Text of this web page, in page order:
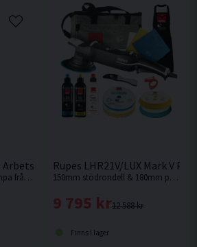
200 lm
Smidig undersökningslampa från Scangrip med glaslins.
Rupes LHR21V/LUX Mark V
150mm stödrondell & 180mm polerrondell. Senaste modellen från Rupes.
12 588 kr
9 795 kr
Finns i lager